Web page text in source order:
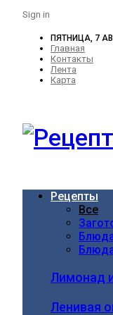
Sign in
ПЯТНИЦА, 7
Главная
Контакты
Лента
Карта
Рецепты
Все
Лимонад
Ленивая